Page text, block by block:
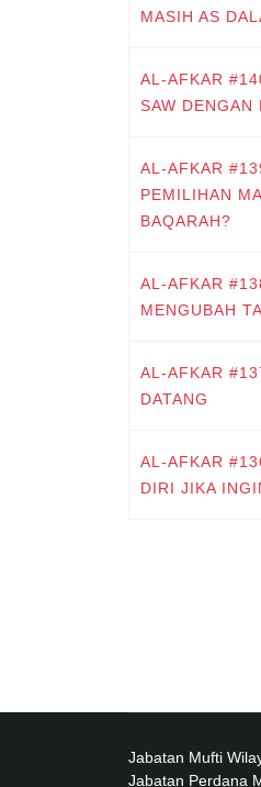
MASIH AS
AL-AFKAR
SAW DENGAN
AL-AFKAR
PEMILIHAN
BAQARAH?
AL-AFKAR
MENGUBAH
AL-AFKAR
DATANG
AL-AFKAR
DIRI JIKA
Jabatan Mufti
Jabatan Perdana